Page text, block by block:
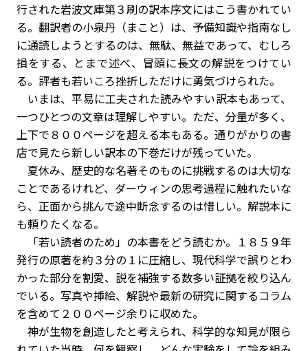
行された岩波文庫第３刷の訳本序文にはこう書かれてい
る。翻訳者の小泉丹（まこと）は、予備知識や指南なし
に通読しようとするのは、無駄、無益であって、むしろ
損をする、とまで述べ、冒頭に長文の解説をつけてい
る。評者も若いころ挫折しただけに勇気づけられた。
いまは、平易に工夫された読みやすい訳本もあって、
一つひとつの文章は理解しやすい。ただ、分量が多く、
上下で８００ページを超える本もある。通りがかりの書
店で見たら新しい訳本の下巻だけが残っていた。
夏休み、歴史的な名著そのものに挑戦するのは大切な
ことであるけれど、ダーウィンの思考過程に触れたいな
ら、正面から挑んで途中断念するのは惜しい。解説本に
も頼りたくなる。
「若い読者のため」の本書をどう読むか。１８５９年
発行の原著を約３分の１に圧縮し、現代科学で誤りとわ
かった部分を割愛、説を補強する数多い証拠を絞り込ん
でいる。写真や挿絵、解説や最新の研究に関するコラム
を含めて２００ページ余りに収めた。
神が生物を創造したと考えられ、科学的な知見が限ら